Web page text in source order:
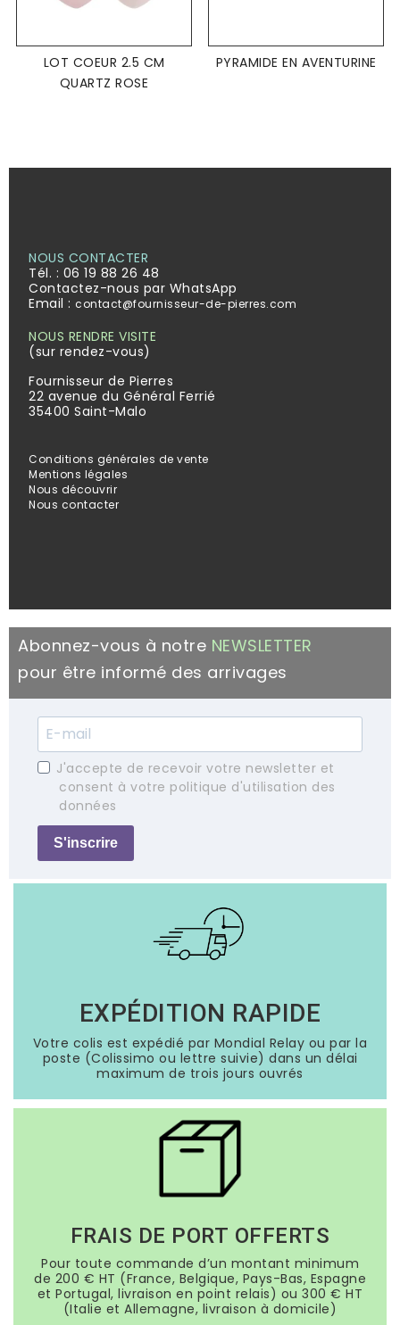
LOT COEUR 2.5 CM
QUARTZ ROSE
PYRAMIDE EN AVENTURINE
NOUS CONTACTER
Tél. : 06 19 88 26 48
Contactez-nous par WhatsApp
Email : contact@fournisseur-de-pierres.com
NOUS RENDRE VISITE
(sur rendez-vous)
Fournisseur de Pierres
22 avenue du Général Ferrié
35400 Saint-Malo
Conditions générales de vente
Mentions légales
Nous découvrir
Nous contacter
Abonnez-vous à notre NEWSLETTER
pour être informé des arrivages
J'accepte de recevoir votre newsletter et
consent à votre politique d'utilisation des
données
S'inscrire
EXPÉDITION RAPIDE
Votre colis est expédié par Mondial Relay ou par la
poste (Colissimo ou lettre suivie) dans un délai
maximum de trois jours ouvrés
FRAIS DE PORT OFFERTS
Pour toute commande d’un montant minimum
de 200 € HT (France, Belgique, Pays-Bas, Espagne
et Portugal, livraison en point relais) ou 300 € HT
(Italie et Allemagne, livraison à domicile)